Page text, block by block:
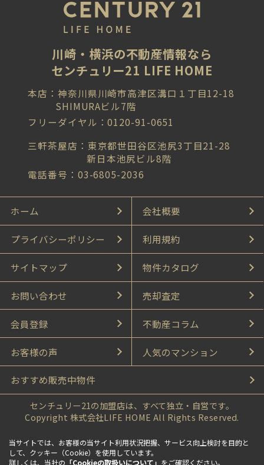
川崎・横浜の不動産情報なら
センチュリー21 LIFE HOME
本店：神奈川県川崎市高津区溝口１丁目12-18
SHIMURAビル7階
フリーダイヤル：0120-91-0651
三軒茶屋店：東京都世田谷区池尻3丁目21-28
新日本池尻ビル8階
電話番号：03-6805-2036
ホーム 会社概要
プライバシーポリシー 利用規約
サイトマップ 物件カタログ
お問い合わせ 売却査定
会員登録 不動産コラム
お客様の声 人気のマンション
おすすめ販売中物件
センチュリー21の加盟店は、すべて独立・自営です。
Copyright 株式会社LIFE HOME All Rights Reserved.
当サイトでは、お客様の当サイト利用状況把握、サービス向上検討を目的と
して、クッキー（Cookie）を使用しています。
詳しくは、当社の 「Cookieの取扱いについて」 をご確認ください。